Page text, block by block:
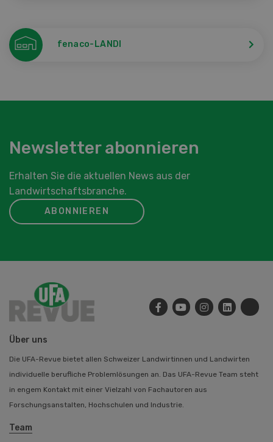
fenaco-LANDI
Newsletter abonnieren
Erhalten Sie die aktuellen News aus der
Landwirtschaftsbranche.
ABONNIEREN
Über uns
Die UFA-Revue bietet allen Schweizer Landwirtinnen und Landwirten
individuelle berufliche Problemlösungen an. Das UFA-Revue Team steht
in engem Kontakt mit einer Vielzahl von Fachautoren aus
Forschungsanstalten, Hochschulen und Industrie.
Team